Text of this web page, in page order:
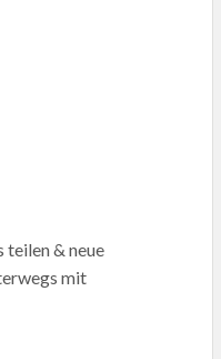
teilen & neue
mit